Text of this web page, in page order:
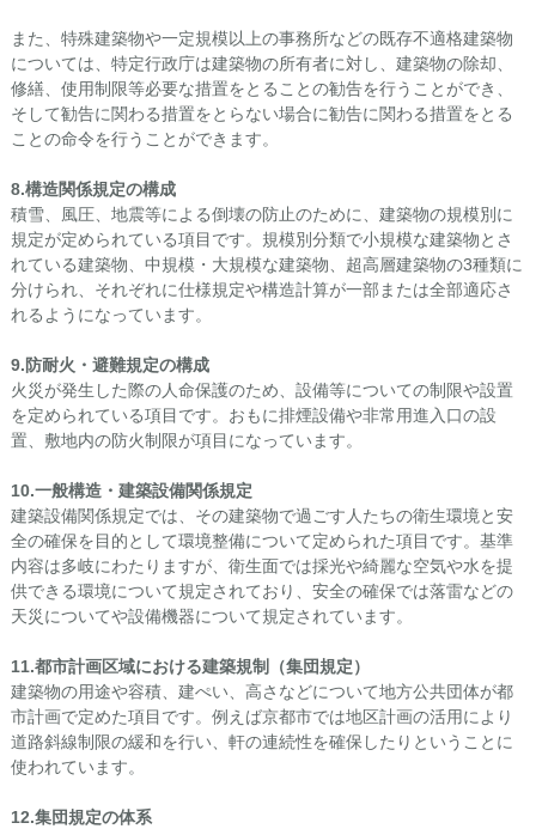
また、特殊建築物や一定規模以上の事務所などの既存不適格建築物
については、特定行政庁は建築物の所有者に対し、建築物の除却、
修繕、使用制限等必要な措置をとることの勧告を行うことができ、
そして勧告に関わる措置をとらない場合に勧告に関わる措置をとる
ことの命令を行うことができます。
8.構造関係規定の構成
積雪、風圧、地震等による倒壊の防止のために、建築物の規模別に
規定が定められている項目です。規模別分類で小規模な建築物とさ
れている建築物、中規模・大規模な建築物、超高層建築物の3種類に
分けられ、それぞれに仕様規定や構造計算が一部または全部適応さ
れるようになっています。
9.防耐火・避難規定の構成
火災が発生した際の人命保護のため、設備等についての制限や設置
を定められている項目です。おもに排煙設備や非常用進入口の設
置、敷地内の防火制限が項目になっています。
10.一般構造・建築設備関係規定
建築設備関係規定では、その建築物で過ごす人たちの衛生環境と安
全の確保を目的として環境整備について定められた項目です。基準
内容は多岐にわたりますが、衛生面では採光や綺麗な空気や水を提
供できる環境について規定されており、安全の確保では落雷などの
天災についてや設備機器について規定されています。
11.都市計画区域における建築規制（集団規定）
建築物の用途や容積、建ぺい、高さなどについて地方公共団体が都
市計画で定めた項目です。例えば京都市では地区計画の活用により
道路斜線制限の緩和を行い、軒の連続性を確保したりということに
使われています。
12.集団規定の体系